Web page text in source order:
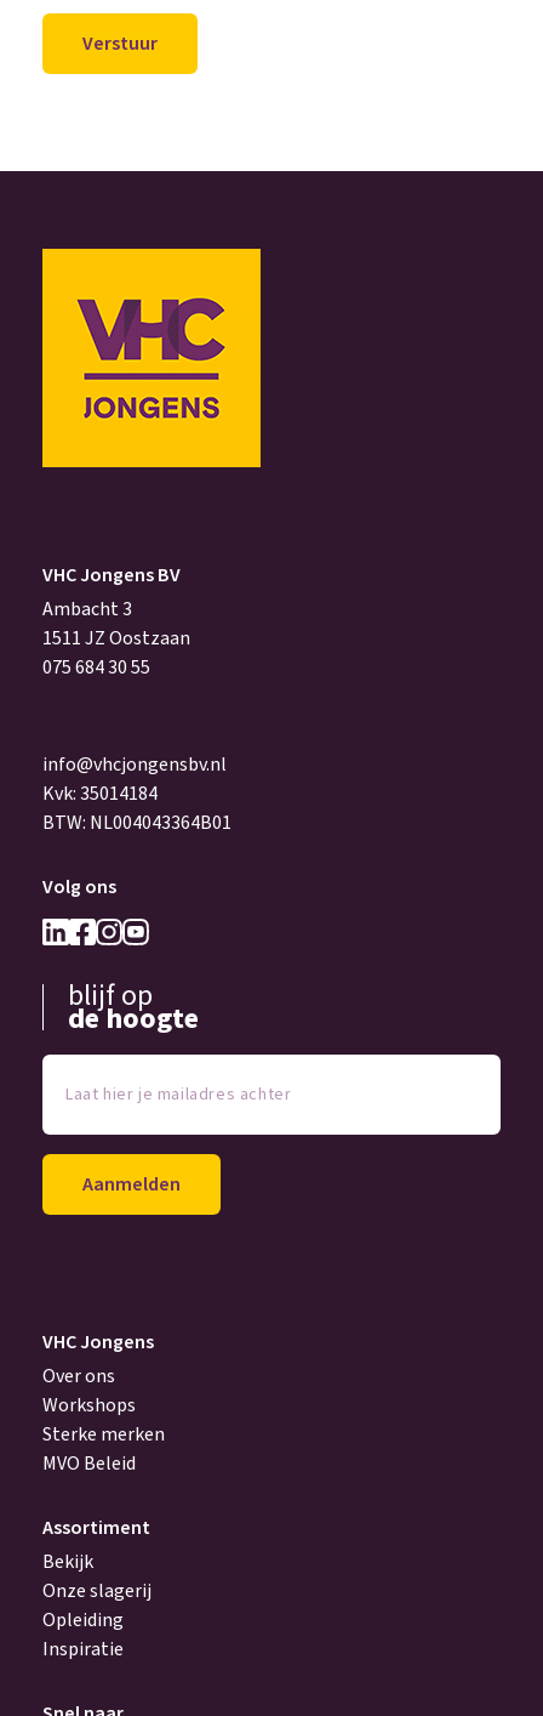
VHC Jongens BV
Ambacht 3
1511 JZ Oostzaan
075 684 30 55
info@vhcjongensbv.nl
Kvk: 35014184
BTW: NL004043364B01
Volg ons
blijf op
de hoogte
je
achter
VHC Jongens
Over ons
Workshops
Sterke merken
MVO Beleid
Assortiment
Bekijk
Onze slagerij
Opleiding
Inspiratie